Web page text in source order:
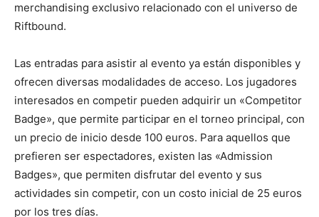
merchandising exclusivo relacionado con el universo de
Riftbound.
Las entradas para asistir al evento ya están disponibles y
ofrecen diversas modalidades de acceso. Los jugadores
interesados en competir pueden adquirir un «Competitor
Badge», que permite participar en el torneo principal, con
un precio de inicio desde 100 euros. Para aquellos que
prefieren ser espectadores, existen las «Admission
Badges», que permiten disfrutar del evento y sus
actividades sin competir, con un costo inicial de 25 euros
por los tres días.